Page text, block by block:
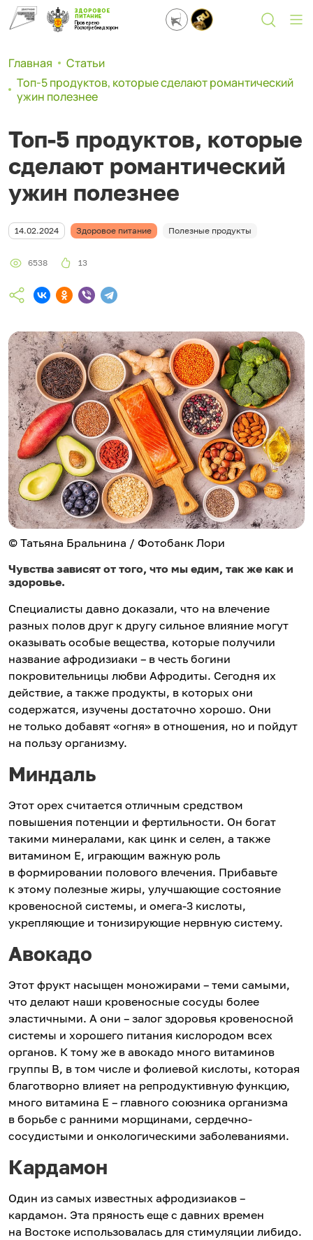
ЗДОРОВОЕ
ПИТАНИЕ
Проверено
Роспотребнадзором
Главная
Статьи
Топ-5 продуктов, которые сделают романтический
ужин полезнее
Топ-5 продуктов, которые
сделают романтический
ужин полезнее
14.02.2024 Здоровое питание Полезные продукты
6538 13
© Татьяна Бральнина / Фотобанк Лори
Чувства зависят от того, что мы едим, так же как и
здоровье.
Специалисты давно доказали, что на влечение
разных полов друг к другу сильное влияние могут
оказывать особые вещества, которые получили
название афродизиаки – в честь богини
покровительницы любви Афродиты. Сегодня их
действие, а также продукты, в которых они
содержатся, изучены достаточно хорошо. Они
не только добавят «огня» в отношения, но и пойдут
на пользу организму.
Миндаль
Этот орех считается отличным средством
повышения потенции и фертильности. Он богат
такими минералами, как цинк и селен, а также
витамином Е, играющим важную роль
в формировании полового влечения. Прибавьте
к этому полезные жиры, улучшающие состояние
кровеносной системы, и омега-3 кислоты,
укрепляющие и тонизирующие нервную систему.
Авокадо
Этот фрукт насыщен моножирами – теми самыми,
что делают наши кровеносные сосуды более
эластичными. А они – залог здоровья кровеносной
системы и хорошего питания кислородом всех
органов. К тому же в авокадо много витаминов
группы В, в том числе и фолиевой кислоты, которая
благотворно влияет на репродуктивную функцию,
много витамина Е – главного союзника организма
в борьбе с ранними морщинами, сердечно-
сосудистыми и онкологическими заболеваниями.
Кардамон
Один из самых известных афродизиаков –
кардамон. Эта пряность еще с давних времен
на Востоке использовалась для стимуляции либидо.